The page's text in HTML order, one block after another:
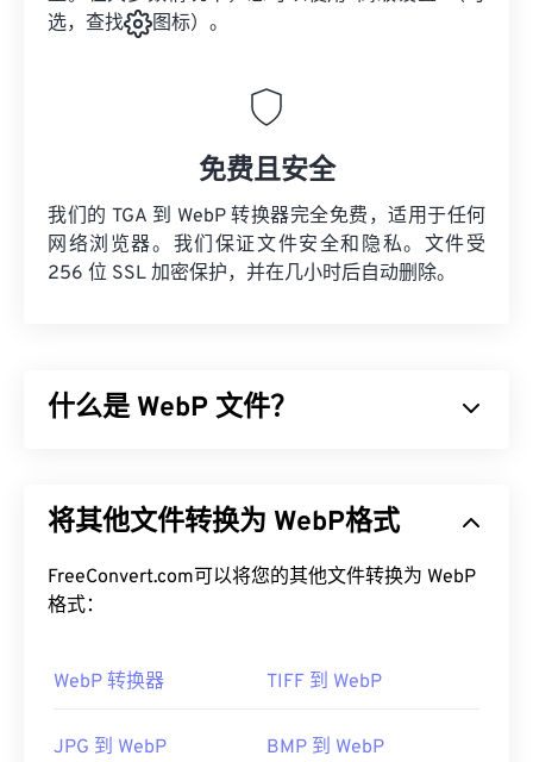
选，查找
图标）。
免费且安全
我们的 TGA 到 WebP 转换器完全免费，适用于任何
网络浏览器。我们保证文件安全和隐私。文件受
256 位 SSL 加密保护，并在几小时后自动删除。
什么是 WebP 文件？
JPEG (JPG)和便携式网络图形 (PNG)文件小 30%，
的加载速度非常快。
默认打开 WebP 的程序是
Google
文件也可在GIMP Microsoft Paint上自动打开。除
将其他文件转换为 WebP格式
FreeConvert.com可以将您的其他文件转换为 WebP
格式：
WebP 转换器 TIFF 到 WebP
JPG 到 WebP BMP 到 WebP